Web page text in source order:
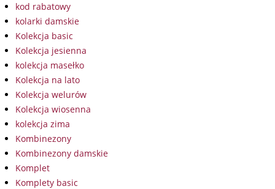
kod rabatowy
kolarki damskie
Kolekcja basic
Kolekcja jesienna
kolekcja masełko
Kolekcja na lato
Kolekcja welurów
Kolekcja wiosenna
kolekcja zima
Kombinezony
Kombinezony damskie
Komplet
Komplety basic